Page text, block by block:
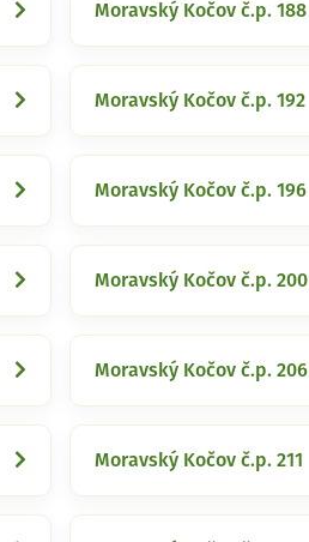
Moravský Kočov č.p. 188
Moravský Kočov č.p. 192
Moravský Kočov č.p. 196
Moravský Kočov č.p. 200
Moravský Kočov č.p. 206
Moravský Kočov č.p. 211